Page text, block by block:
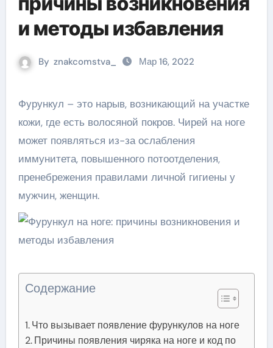
и методы избавления
By znakcomstva_ Мар 16, 2022
Фурункул – это нарыв, возникающий на участке
кожи, где есть волосяной покров. Чирей на ноге
может появляться из-за ослабления
иммунитета, повышенного потоотделения,
пренебрежения правилами личной гигиены у
мужчин, женщин.
Содержание
Что вызывает появление фурункулов на ноге
Причины появления чиряка на ноге и код по